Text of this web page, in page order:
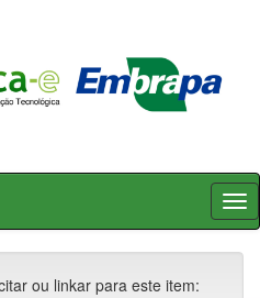
ou linkar para este item: